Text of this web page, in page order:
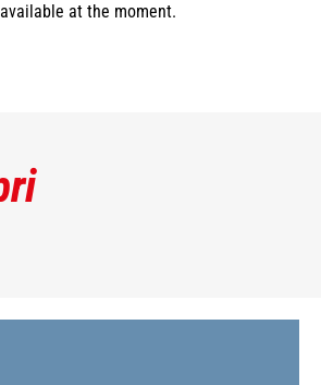
at the moment.